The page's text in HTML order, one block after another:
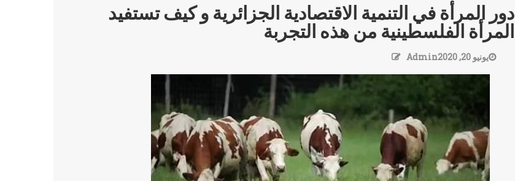
دور المرأة في التنمية الاقتصادية الجزائرية و كيف تستفيد
المرأة الفلسطينية من هذه التجربة
يونيو 20, 2020 Admin